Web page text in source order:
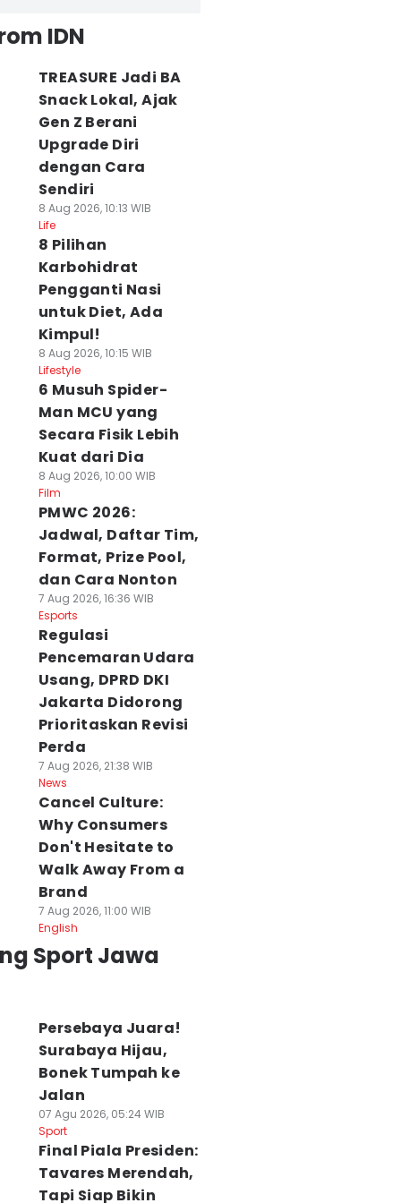
IDN
TREASURE Jadi BA
Snack Lokal, Ajak
Gen Z Berani
Upgrade Diri
dengan Cara
Sendiri
8 Aug 2026, 10:13 WIB
Life
8 Pilihan
Karbohidrat
Pengganti Nasi
untuk Diet, Ada
Kimpul!
8 Aug 2026, 10:15 WIB
Lifestyle
6 Musuh Spider-
Man MCU yang
Secara Fisik Lebih
Kuat dari Dia
8 Aug 2026, 10:00 WIB
Film
PMWC 2026:
Jadwal, Daftar Tim,
Format, Prize Pool,
dan Cara Nonton
7 Aug 2026, 16:36 WIB
Esports
Regulasi
Pencemaran Udara
Usang, DPRD DKI
Jakarta Didorong
Prioritaskan Revisi
Perda
7 Aug 2026, 21:38 WIB
News
Cancel Culture:
Why Consumers
Don't Hesitate to
Walk Away From a
Brand
7 Aug 2026, 11:00 WIB
English
Sport Jawa
Persebaya Juara!
Surabaya Hijau,
Bonek Tumpah ke
Jalan
07 Agu 2026, 05:24 WIB
Sport
Final Piala Presiden:
Tavares Merendah,
Tapi Siap Bikin